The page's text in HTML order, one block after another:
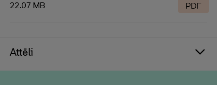
22.07 MB PDF
Attēli